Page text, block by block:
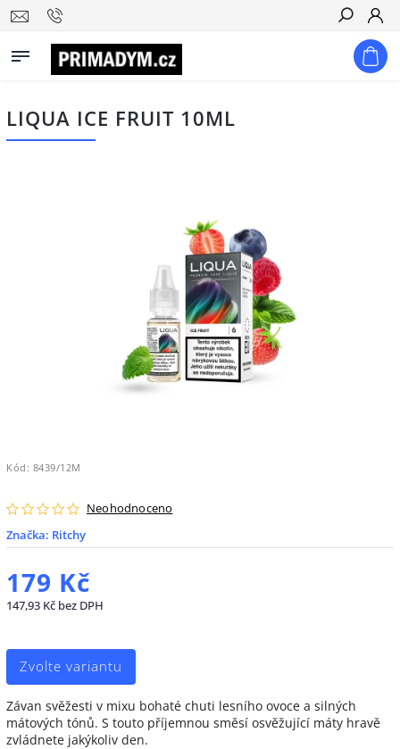
Hledat
LIQUA ICE FRUIT 10ML
Kód: 8439/12M
Neohodnoceno
Značka: Ritchy
179 Kč
147,93 Kč bez DPH
Zvolte variantu
Závan svěžesti v mixu bohaté chuti lesního ovoce a silných
mátových tónů. S touto příjemnou směsí osvěžující máty hravě
zvládnete jakýkoliv den.